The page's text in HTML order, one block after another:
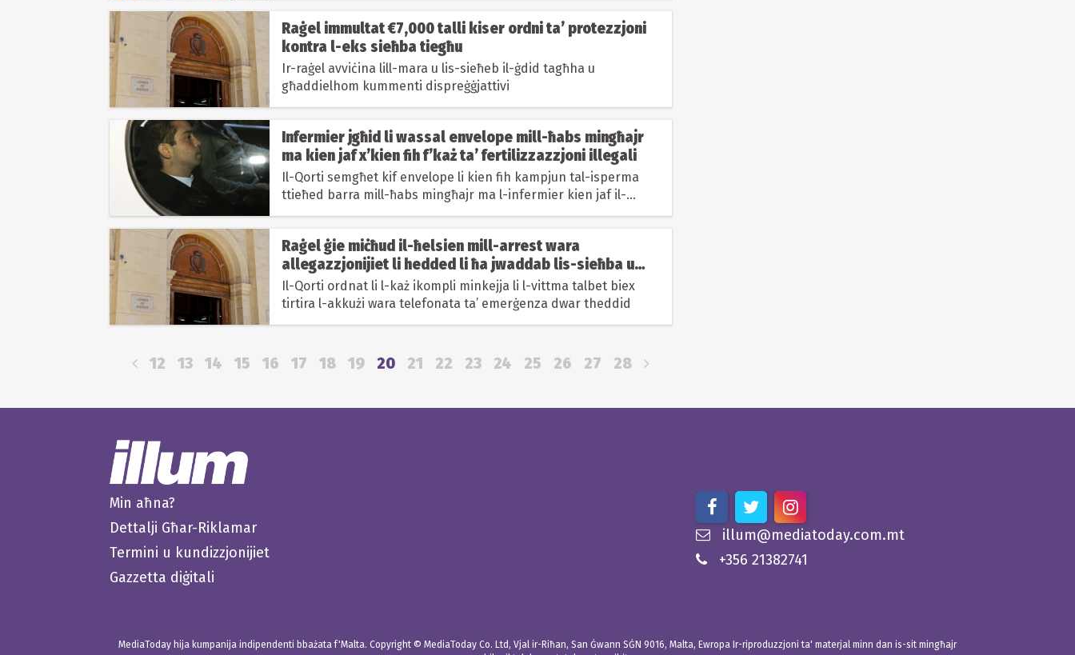
Raġel immultat €7,000 talli kiser ordni ta’ protezzjoni
kontra l-eks sieħba tiegħu
Ir-raġel avviċina lill-mara u lis-sieħeb il-ġdid tagħha u
għaddielhom kummenti dispreġġjattivi
Infermier jgħid li wassal envelope mill-ħabs mingħajr
ma kien jaf x’kien fih f’każ ta’ fertilizzazzjoni illegali
Il-Qorti semgħet kif envelope li kien fih kampjun tal-isperma
ttieħed barra mill-ħabs mingħajr ma l-infermier kien jaf il-
kontenut tiegħu
Raġel ġie miċħud il-ħelsien mill-arrest wara
allegazzjonijiet li hedded li ħa jwaddab lis-sieħba ut-
tarbija mill-gallarija għal isfel
Il-Qorti ordnat li l-każ ikompli minkejja li l-vittma talbet biex
tirtira l-akkużi wara telefonata ta’ emerġenza dwar theddid
12 13 14 15 16 17 18 19 20 21 22 23 24 25 26 27 28
Min aħna?
Dettalji Għar-Riklamar
Termini u kundizzjonijiet
Gazzetta diġitali
illum@mediatoday.com.mt
+356 21382741
MediaToday hija kumpanija indipendenti bbażata f'Malta. Copyright © MediaToday Co. Ltd, Vjal ir-Riħan, San Ġwann SĠN 9016, Malta, Ewropa Ir-riproduzzjoni ta' materjal minn dan is-sit mingħajr